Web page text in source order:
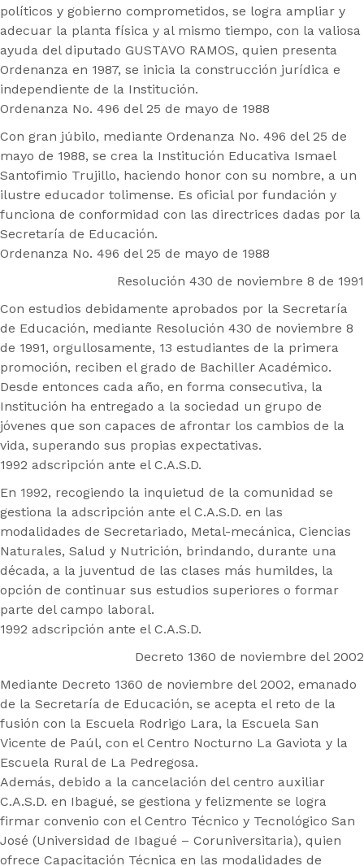
políticos y gobierno comprometidos, se logra ampliar y
adecuar la planta física y al mismo tiempo, con la valiosa
ayuda del diputado GUSTAVO RAMOS, quien presenta
Ordenanza en 1987, se inicia la construcción jurídica e
independiente de la Institución.
Ordenanza No. 496 del 25 de mayo de 1988
Con gran júbilo, mediante Ordenanza No. 496 del 25 de
mayo de 1988, se crea la Institución Educativa Ismael
Santofimio Trujillo, haciendo honor con su nombre, a un
ilustre educador tolimense. Es oficial por fundación y
funciona de conformidad con las directrices dadas por la
Secretaría de Educación.
Ordenanza No. 496 del 25 de mayo de 1988
Resolución 430 de noviembre 8 de 1991
Con estudios debidamente aprobados por la Secretaría
de Educación, mediante Resolución 430 de noviembre 8
de 1991, orgullosamente, 13 estudiantes de la primera
promoción, reciben el grado de Bachiller Académico.
Desde entonces cada año, en forma consecutiva, la
Institución ha entregado a la sociedad un grupo de
jóvenes que son capaces de afrontar los cambios de la
vida, superando sus propias expectativas.
1992 adscripción ante el C.A.S.D.
En 1992, recogiendo la inquietud de la comunidad se
gestiona la adscripción ante el C.A.S.D. en las
modalidades de Secretariado, Metal-mecánica, Ciencias
Naturales, Salud y Nutrición, brindando, durante una
década, a la juventud de las clases más humildes, la
opción de continuar sus estudios superiores o formar
parte del campo laboral.
1992 adscripción ante el C.A.S.D.
Decreto 1360 de noviembre del 2002
Mediante Decreto 1360 de noviembre del 2002, emanado
de la Secretaría de Educación, se acepta el reto de la
fusión con la Escuela Rodrigo Lara, la Escuela San
Vicente de Paúl, con el Centro Nocturno La Gaviota y la
Escuela Rural de La Pedregosa.
Además, debido a la cancelación del centro auxiliar
C.A.S.D. en Ibagué, se gestiona y felizmente se logra
firmar convenio con el Centro Técnico y Tecnológico San
José (Universidad de Ibagué – Coruniversitaria), quien
ofrece Capacitación Técnica en las modalidades de